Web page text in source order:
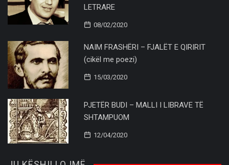
LETRARE
08/02/2020
NAIM FRASHËRI – FJALËT E QIRIRIT
(cikël me poezi)
15/03/2020
PJETËR BUDI – MALLI I LIBRAVE TË
SHTAMPUOM
12/04/2020